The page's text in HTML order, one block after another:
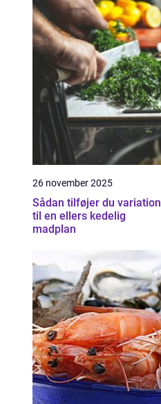
26 november 2025
Sådan tilføjer du variation
til en ellers kedelig
madplan